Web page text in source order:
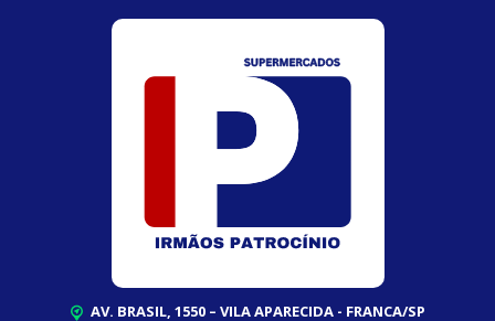
AV. BRASIL, 1550 – VILA APARECIDA - FRANCA/SP